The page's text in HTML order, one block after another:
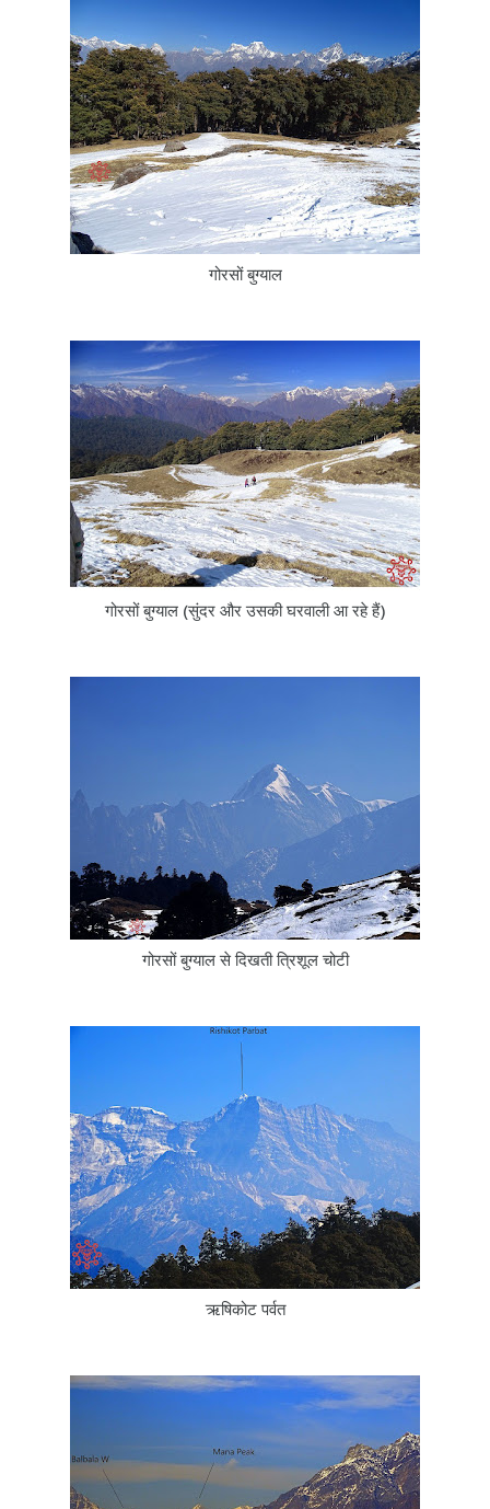
गोरसों बुग्याल
गोरसों बुग्याल (सुंदर और उसकी घरवाली आ रहे हैं)
गोरसों बुग्याल से दिखती त्रिशूल चोटी
ऋषिकोट पर्वत